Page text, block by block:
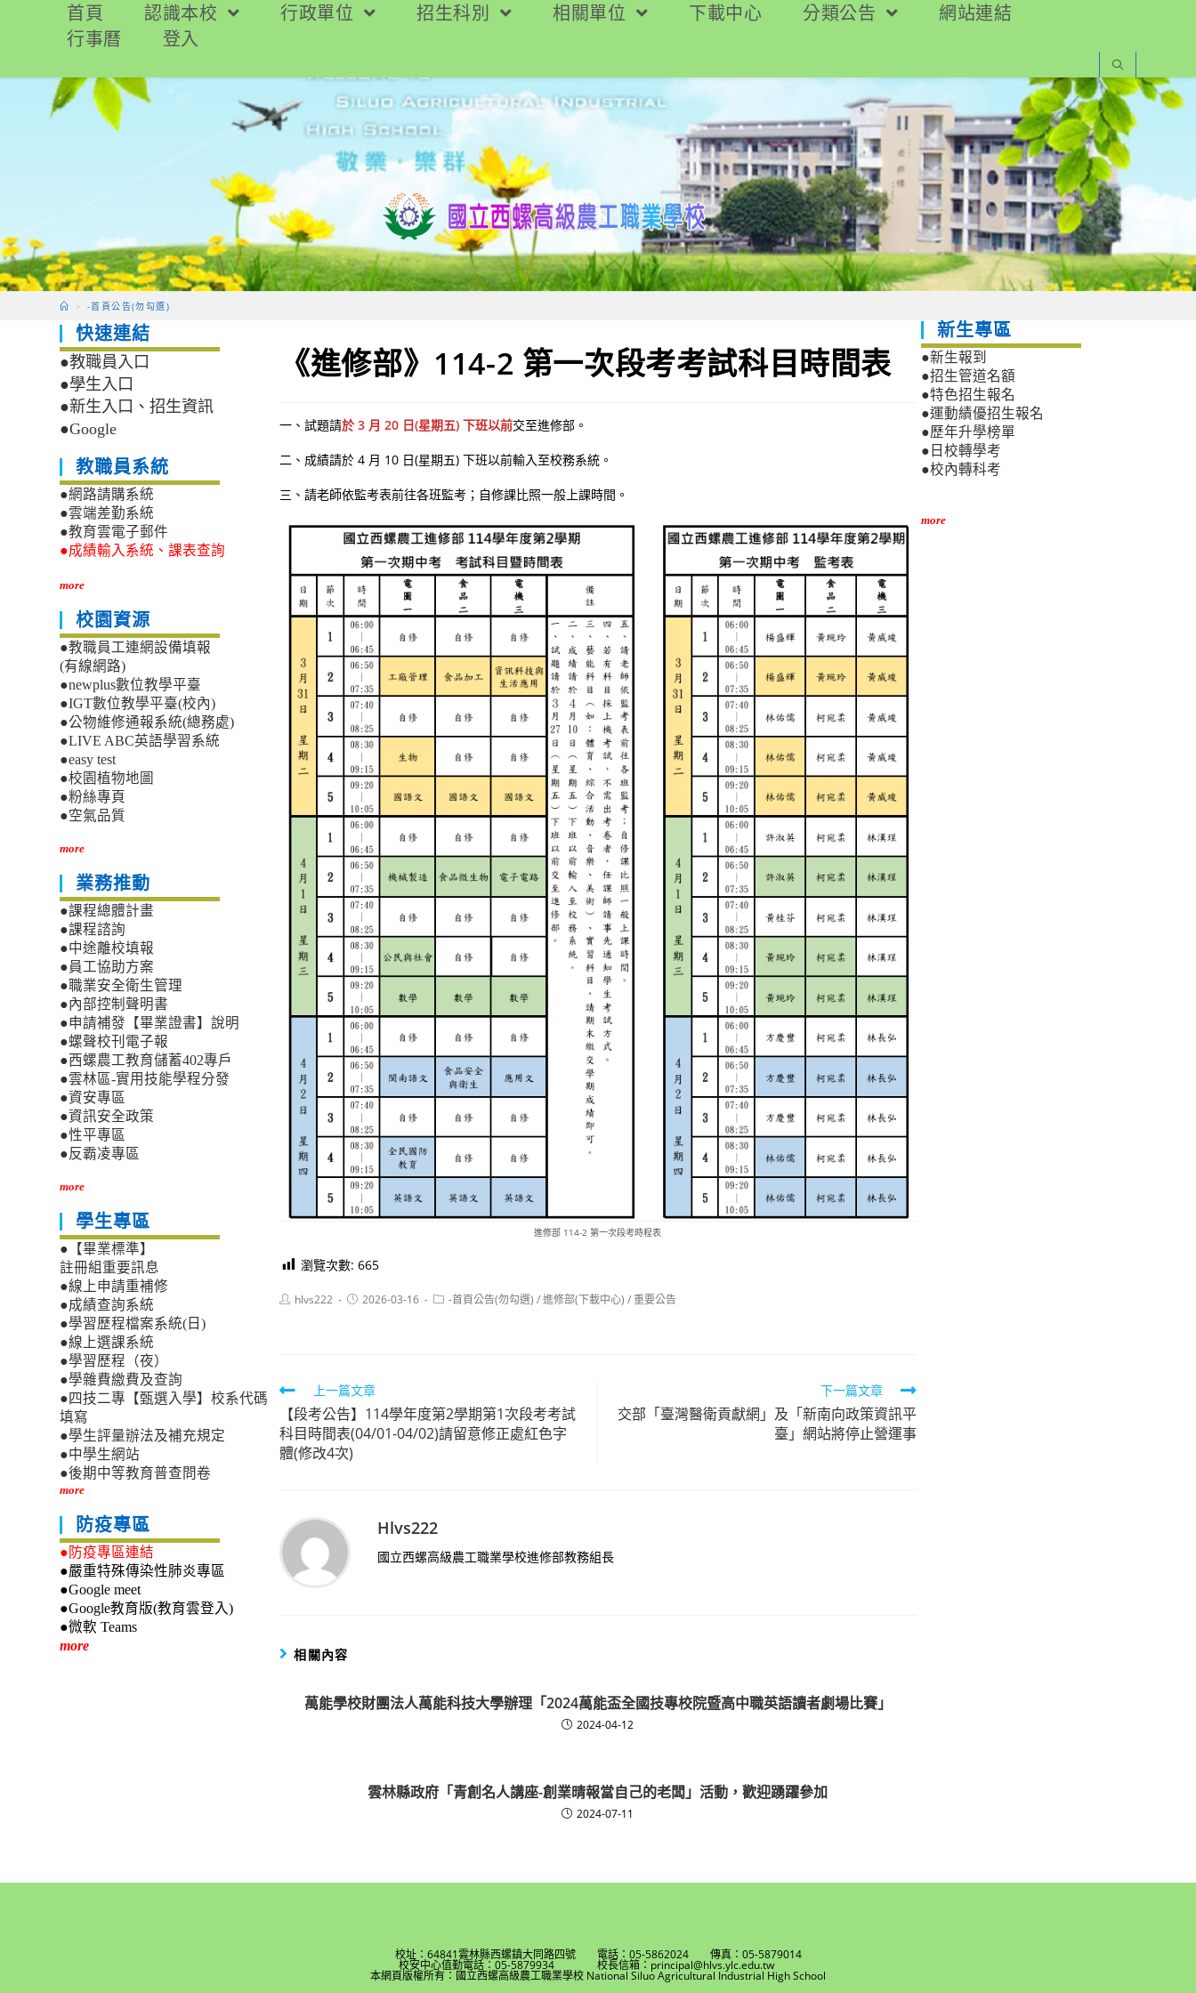
要
首頁 認識本校 行政單位 招生科別 相關單位 下載中心 分類公告
網站連結
行事曆
登入
> -首頁公告(勿勾選)
《進修部》114-2 第一次段考考試科目時間表
一、試題請於 3 月 20 日(星期五) 下班以前交至進修部。
二、成績請於 4 月 10 日(星期五) 下班以前輸入至校務系統。
三、請老師依監考表前往各班監考；自修課比照一般上課時間。
進修部 114-2 第一次段考時程表
瀏覽次數: 665
Posthlvs222
Post2026-03-16
Post-首頁公告(勿勾選) /進修部(下載中心) /重要公告
Read
more
articles
上一篇文章
【段考公告】114學年度第2學期第1次段考考試
科目時間表(04/01-04/02)請留意修正處紅色字
體(修改4次)
下一篇文章
交部「臺灣醫衛貢獻網」及「新南向政策資訊平
臺」網站將停止營運事
Hlvs222
國立西螺高級農工職業學校進修部教務組長
相關內容
萬能學校財團法人萬能科技大學辦理「2024萬能盃全國技專校院暨高中職英語讀者劇場比賽」
2024-04-12
雲林縣政府「青創名人講座-創業晴報當自己的老闆」活動，歡迎踴躍參加
2024-07-11
快速連結
●教職員入口
●學生入口
●新生入口、招生資訊
●Google
教職員系統
●網路請購系統
●雲端差勤系統
●教育雲電子郵件
●成績輸入系統、課表查詢
more
校園資源
●教職員工連網設備填報
(有線網路)
●newplus數位教學平臺
●IGT數位教學平臺(校內)
●公物維修通報系統(總務處)
●LIVE ABC英語學習系統
●easy test
●校園植物地圖
●粉絲專頁
●空氣品質
more
業務推動
●課程總體計畫
●課程諮詢
●中途離校填報
●員工協助方案
●職業安全衛生管理
●內部控制聲明書
●申請補發【畢業證書】說明
●螺聲校刊電子報
●西螺農工教育儲蓄402專戶
●雲林區-實用技能學程分發
●資安專區
●資訊安全政策
●性平專區
●反霸凌專區
more
學生專區
●【畢業標準】
註冊組重要訊息
●線上申請重補修
●成績查詢系統
●學習歷程檔案系統(日)
●線上選課系統
●學習歷程（夜）
●學雜費繳費及查詢
●四技二專【甄選入學】校系代碼
填寫
●學生評量辦法及補充規定
●中學生網站
●後期中等教育普查問卷
more
防疫專區
●防疫專區連結
●嚴重特殊傳染性肺炎專區
●Google meet
●Google教育版(教育雲登入)
●微軟 Teams
more
新生專區
●新生報到
●招生管道名額
●特色招生報名
●運動績優招生報名
●歷年升學榜單
●日校轉學考
●校內轉科考
more
校址：64841雲林縣西螺鎮大同路四號 電話：05-5862024 傳真：05-5879014
校安中心值勤電話：05-5879934 校長信箱：principal@hlvs.ylc.edu.tw
本網頁版權所有：國立西螺高級農工職業學校 National Siluo Agricultural Industrial High School